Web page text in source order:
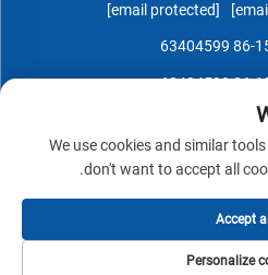
[email protected]
-المدونة
We use cookies and similar
don't want to accept all
Personalize
Accept all